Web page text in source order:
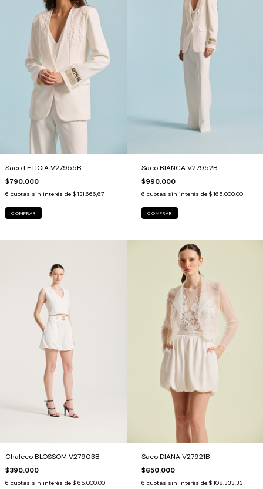
Saco LETICIA V27955B
$790.000
6 cuotas sin interés de $ 131.666,67
COMPRAR
Saco BIANCA V27952B
$990.000
6 cuotas sin interés de $ 165.000,00
COMPRAR
Chaleco BLOSSOM V27903B
$390.000
6 cuotas sin interés de $ 65.000,00
Saco DIANA V27921B
$650.000
6 cuotas sin interés de $ 108.333,33